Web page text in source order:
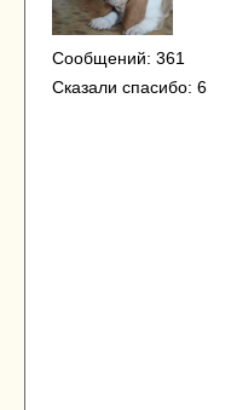
Сообщений: 361
Сказали спасибо: 6